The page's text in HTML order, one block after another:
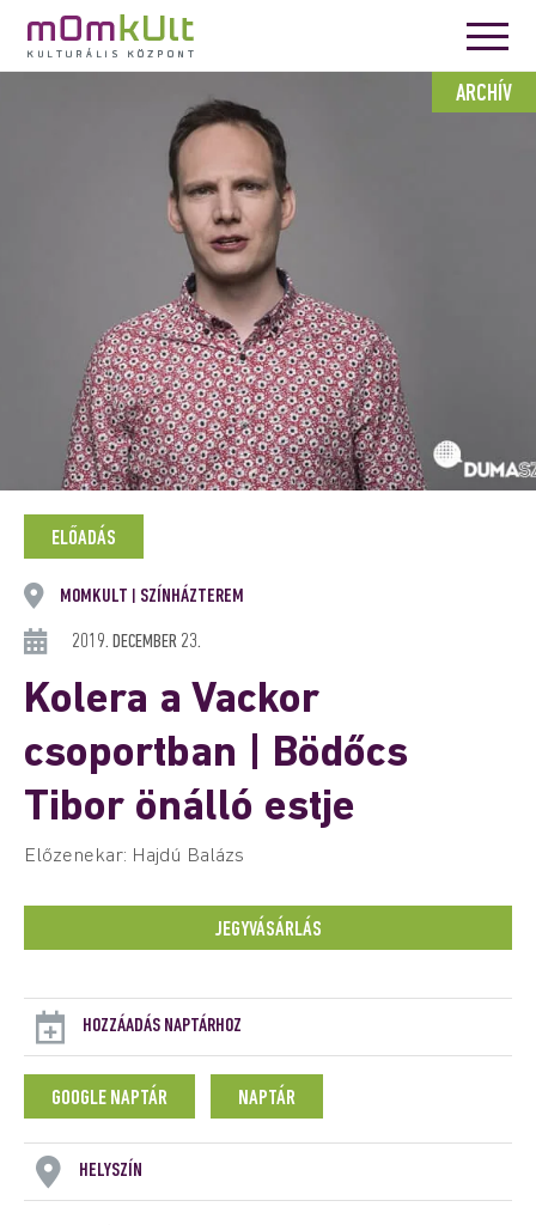
ARCHÍV
ELŐADÁS
MOMKULT SZÍNHÁZTEREM
2019. DECEMBER 23.
Kolera a Vackor
csoportban | Bödőcs
Tibor önálló estje
Előzenekar: Hajdú Balázs
JEGYVÁSÁRLÁS
HOZZÁADÁS NAPTÁRHOZ
GOOGLE NAPTÁR NAPTÁR
HELYSZÍN